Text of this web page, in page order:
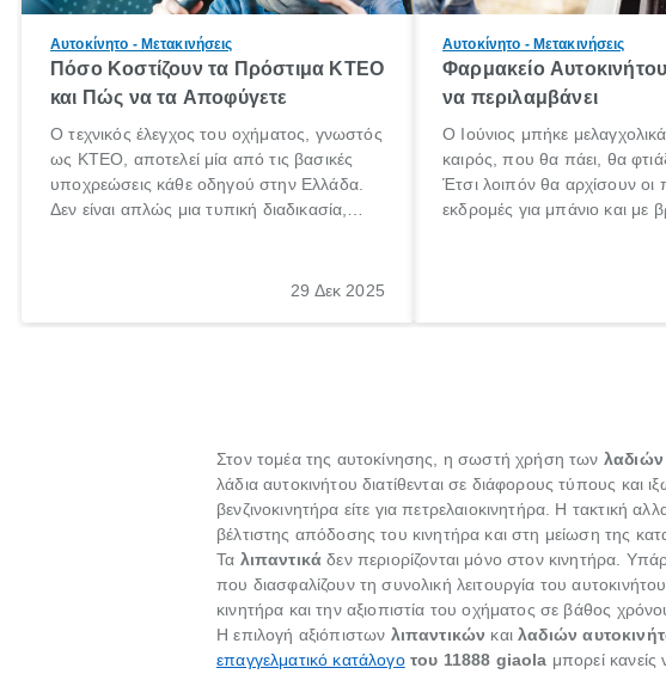
Αυτοκίνητο - Μετακινήσεις
Πόσο Κοστίζουν τα Πρόστιμα ΚΤΕΟ
και Πώς να τα Αποφύγετε
Ο τεχνικός έλεγχος του οχήματος, γνωστός
ως ΚΤΕΟ, αποτελεί μία από τις βασικές
υποχρεώσεις κάθε οδηγού στην Ελλάδα.
Δεν είναι απλώς μια τυπική διαδικασία,
οδηγών και του περιβάλλοντος. Ωστόσο,
29 Δεκ 2025
Αυτοκίνητο - Μετακινήσεις
Φαρμακείο
να περιλαμβάνει
Ο Ιούνιος μπήκε
καιρός, που θα πάει, θα
Έτσι λοιπόν θα αρχίσουν οι
εκδρομές για μπάνιο και με
Στον τομέα της αυτοκίνησης, η σωστή χρήση των λαδιών
λάδια αυτοκινήτου διατίθενται σε διάφορους τύπους και
βενζινοκινητήρα είτε για πετρελαιοκινητήρα. Η
βέλτιστης απόδοσης του κινητήρα και στη μείωση της
Τα λιπαντικά δεν περιορίζονται μόνο στον κινητήρα.
που διασφαλίζουν τη συνολική λειτουργία του
κινητήρα και την αξιοπιστία του οχήματος σε βάθος
Η επιλογή αξιόπιστων λιπαντικών καιλαδιών
επαγγελματικό κατάλογοτου 11888 giaola μπορεί